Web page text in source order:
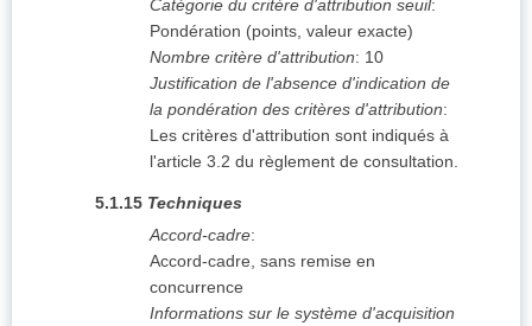
Catégorie du critère d'attribution seuil:
Pondération (points, valeur exacte)
Nombre critère d'attribution: 10
Justification de l'absence d'indication de
la pondération des critères d'attribution:
Les critères d'attribution sont indiqués à
l'article 3.2 du règlement de consultation.
5.1.15 Techniques
Accord-cadre:
Accord-cadre, sans remise en
concurrence
Informations sur le système d'acquisition